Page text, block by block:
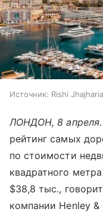
Источник: Rishi
ЛОНДОН, 8
рейтинг самых
по стоимости
квадратного
$38,8 тыс.,
компании Henley &